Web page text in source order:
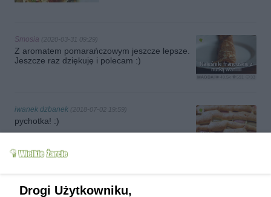
Naleśniki francuskie z
nutką wanilii
49.5k
MAGDAITYLE
Smosia (2020-03-31 09:29)
Z aromatem pomarańczowym jeszcze lepsze.
Jeszcze raz dziękuję i polecam :)
Najłatwiejsze ciasto z
iwanek dzbanek (2018-07-02 19:59)
pychotka! :)
Pyszny sos!
Drogi Użytkowniku,